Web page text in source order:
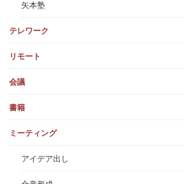
矢本塾
テレワーク
リモート
会議
書籍
ミーティング
アイデア出し